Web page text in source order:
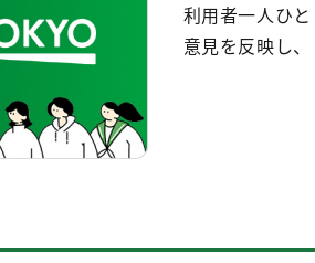
利用者一人ひ
意見を反映し